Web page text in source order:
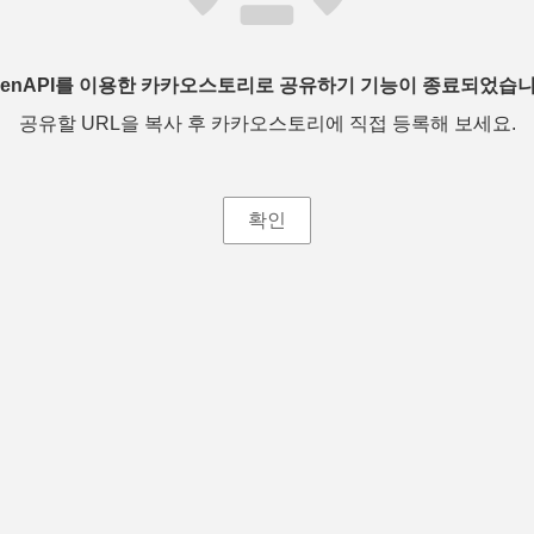
를 이용한 카카오스토리로 공유하기 기능이 종료되었습
공유할 URL을 복사 후 카카오스토리에 직접 등록해 보세요.
확인